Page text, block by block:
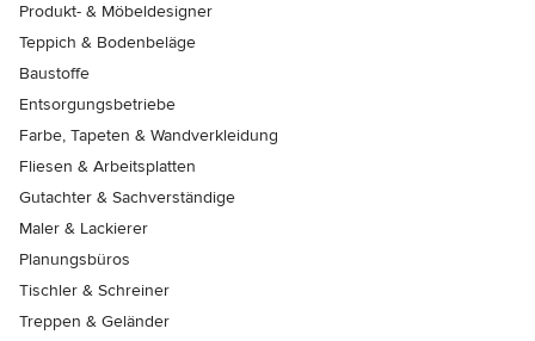
Produkt- & Möbeldesigner
Teppich & Bodenbeläge
Baustoffe
Entsorgungsbetriebe
Farbe, Tapeten & Wandverkleidung
Fliesen & Arbeitsplatten
Gutachter & Sachverständige
Maler & Lackierer
Planungsbüros
Tischler & Schreiner
Treppen & Geländer